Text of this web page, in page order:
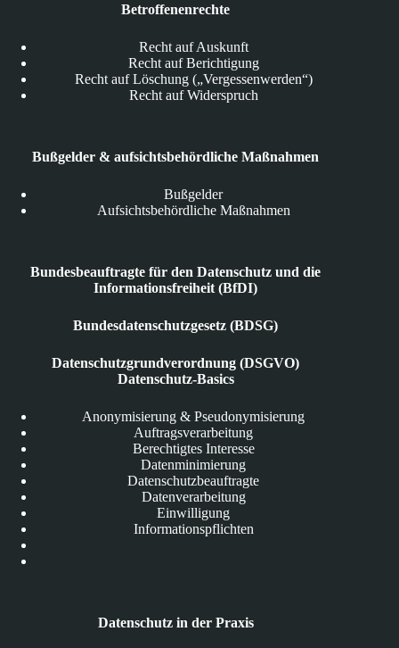
Betroffenenrechte
Recht auf Auskunft
Recht auf Berichtigung
Recht auf Löschung („Vergessenwerden“)
Recht auf Widerspruch
Bußgelder & aufsichtsbehördliche Maßnahmen
Bußgelder
Aufsichtsbehördliche Maßnahmen
Bundesbeauftragte für den Datenschutz und die
Informationsfreiheit (BfDI)
Bundesdatenschutzgesetz (BDSG)
Datenschutzgrundverordnung (DSGVO)
Datenschutz-Basics
Anonymisierung & Pseudonymisierung
Auftragsverarbeitung
Berechtigtes Interesse
Datenminimierung
Datenschutzbeauftragte
Datenverarbeitung
Einwilligung
Informationspflichten
Datenschutz in der Praxis